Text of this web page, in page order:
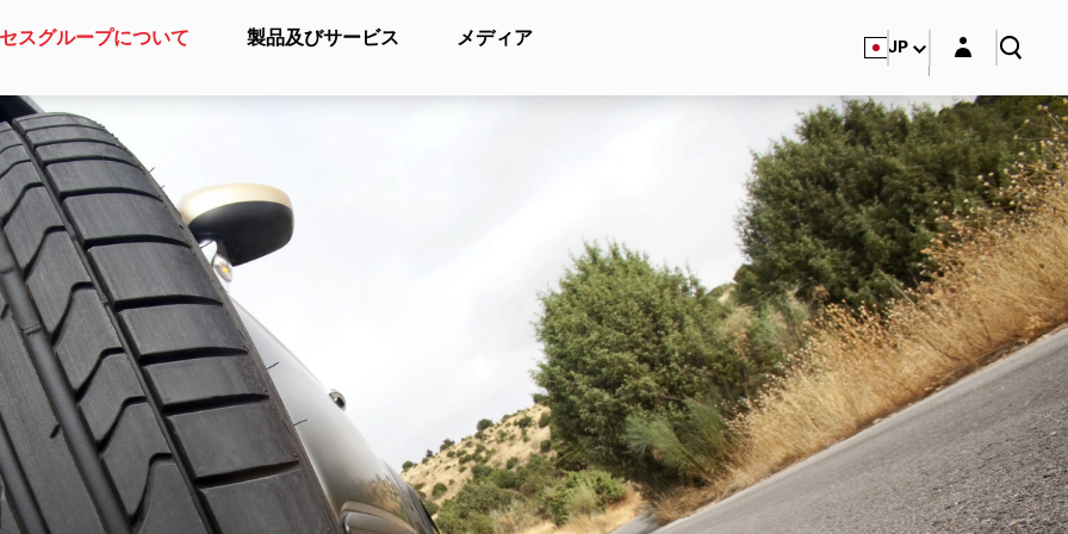
スグループについて 製品及びサービス メディア JP Login layer